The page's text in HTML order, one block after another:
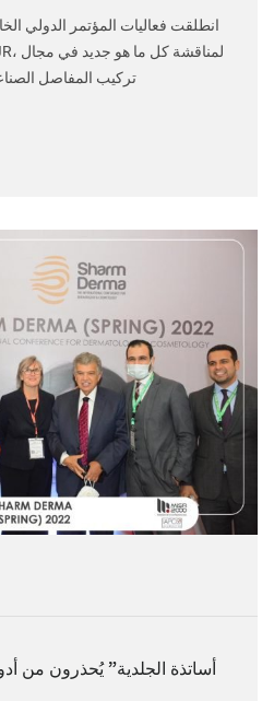
انطلقت فعاليات المؤتمر الدولي
تركيب المفاصل
“أساتذة الجلدية” يُحذرون من